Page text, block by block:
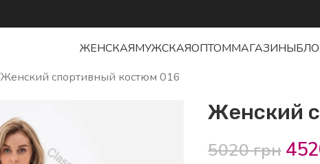
ЖЕНСКАЯМУЖСКАЯОПТОММАГАЗИНЫ
Женский спортивный костюм 016
Женский
5020грн